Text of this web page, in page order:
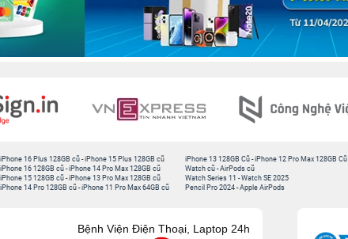
iPhone 16 Plus 128GB cũ -iPhone 15 Plus 128GB cũ
iPhone 16 128GB cũ -iPhone 14 Pro Max 128GB cũ
iPhone 15 128GB cũ -iPhone 13 Pro Max 128GB cũ
iPhone 14 Pro 128GB cũ -iPhone 11 Pro Max 64GB cũ
iPhone 13 128GB Cũ -iPhone 12 Pro Max 128GB Cũ
Watch cũ -AirPods cũ
Watch Series 11 -Watch SE 2025
Pencil Pro 2024 -Apple AirPods
Bệnh Viện Điện Thoại, Laptop 24h